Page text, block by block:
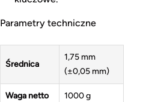
Parametry techniczne
Średnica
1,75 mm
(±0,05 mm)
Waga netto 1000 g